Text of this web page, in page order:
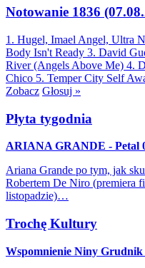
Notowanie 1836
1. Hugel, Imael Angel, Ultra
Body Isn't Ready 3. David
River (Angels Above Me) 4.
Chico 5. Temper City Self
Zobacz Głosuj »
Płyta tygodnia
ARIANA GRANDE - Petal
Ariana Grande po tym, jak
Robertem De Niro (premiera
listopadzie)…
Trochę Kultury
Wspomnienie Niny Grudnik